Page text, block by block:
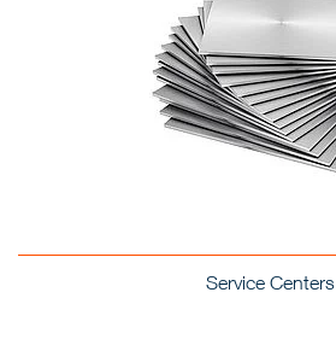
Service Centers